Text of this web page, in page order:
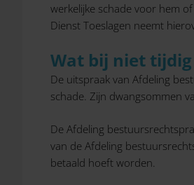
werkelijke schade voor hem
Dienst Toeslagen neemt
Wat bij niet tijdig
De uitspraak van Afdeling
schade. Zijn dwangsommen
De Afdeling
van de Afdeling
betaald hoeft worden.